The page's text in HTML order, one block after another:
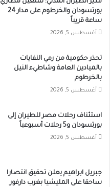
بورتسودان والخرطوم على مدار 24
ساعة قريباً
أغسطس 5, 2026
تحذر حكومية من رمي النفايات
بالميادين العامة وشاطيء النيل
بالخرطوم
أغسطس 5, 2026
استئناف رحلات مصر للطيران إلى
بورتسودان و5 رحلات أسبوعياً
أغسطس 5, 2026
جبريل ابراهيم يعلن تحقيق انتصارا
ساحقا على المليشيا بغرب دارفور